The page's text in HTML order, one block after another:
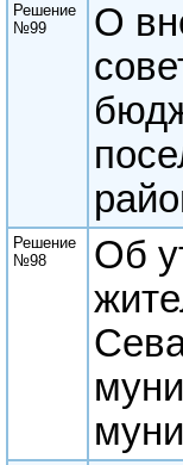
Решение
№99
О
Решение
№98
Об